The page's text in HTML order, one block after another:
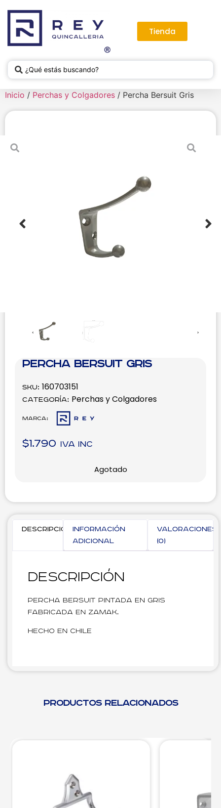
Tienda
Inicio / Perchas y Colgadores / Percha Bersuit Gris
Percha Bersuit Gris
SKU: 160703151
Categoría: Perchas y Colgadores
Marca:
$1.790 IVA inc
Agotado
Descripción Información
adicional
Valoraciones
(0)
Descripción
Percha Bersuit pintada en gris
fabricada en zamak.
Hecho en Chile
Productos relacionados